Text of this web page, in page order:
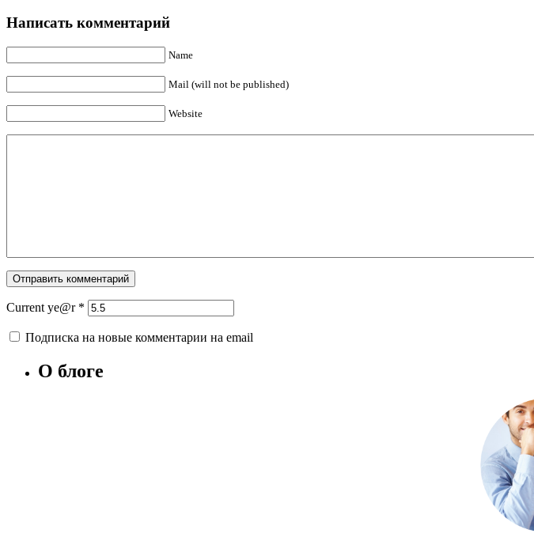
Написать комментарий
Name
Mail (will not be published)
Website
Current ye@r *
Подписка на новые комментарии на email
О блоге